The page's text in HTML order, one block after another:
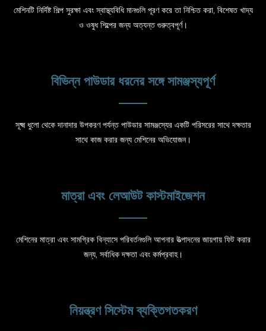
মেশিনটি নির্দিষ্ট শিল্প সুরক্ষা এবং স্বাস্থ্যবিধি মানগুলি পূরণ করে তা নিশ্চিত করা, বিশেষত খাদ্য
ও ওষুধ শিল্পের জন্য অত্যন্ত গুরুত্বপূর্ণ।
বিভিন্ন পাউডার ধরনের সঙ্গে সামঞ্জস্যপূর্ণ
সূক্ষ্ম ধুলো থেকে দানাদার উপকরণ পর্যন্ত পাউডার সামঞ্জস্যের একটি পরিসরের সাথে দক্ষতার
সাথে কাজ করার জন্য মেশিনের অভিযোজন।
মাত্রা এবং লেআউট কাস্টমাইজেশন
মেশিনের মাত্রা এবং সামগ্রিক বিন্যাসে পরিবর্তনগুলি আপনার উত্পাদনের জায়গায় ফিট করার
জন্য, সর্বাধিক দক্ষতা এবং কর্মপ্রবাহ।
নিয়ন্ত্রণ সিস্টেম ব্যক্তিগতকরণ